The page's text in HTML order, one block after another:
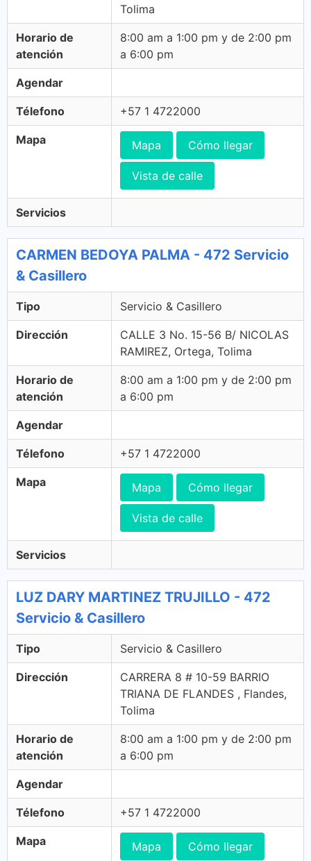
Tolima
Horario de
atención
8:00 am a 1:00 pm y de 2:00 pm
a 6:00 pm
Agendar
Télefono +57 1 4722000
Mapa Mapa Cómo llegar
Vista de calle
Servicios
CARMEN BEDOYA PALMA - 472 Servicio
& Casillero
Tipo Servicio & Casillero
Dirección
CALLE 3 No. 15-56 B/ NICOLAS
RAMIREZ, Ortega, Tolima
Horario de
atención
8:00 am a 1:00 pm y de 2:00 pm
a 6:00 pm
Agendar
Télefono +57 1 4722000
Mapa Mapa Cómo llegar
Vista de calle
Servicios
LUZ DARY MARTINEZ TRUJILLO - 472
Servicio & Casillero
Tipo Servicio & Casillero
Dirección
CARRERA 8 # 10-59 BARRIO
TRIANA DE FLANDES , Flandes,
Tolima
Horario de
atención
8:00 am a 1:00 pm y de 2:00 pm
a 6:00 pm
Agendar
Télefono +57 1 4722000
Mapa Mapa Cómo llegar